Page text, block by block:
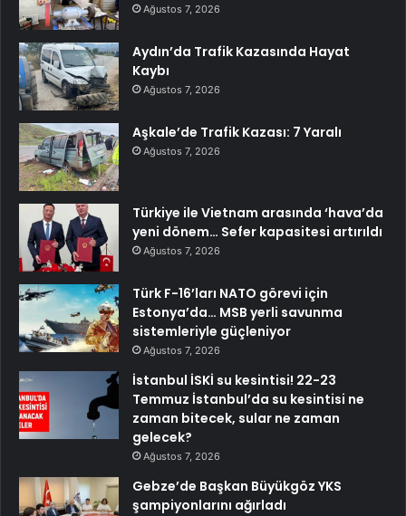
Ağustos 7, 2026
Aydın’da Trafik Kazasında Hayat
Kaybı
Ağustos 7, 2026
Aşkale’de Trafik Kazası: 7 Yaralı
Ağustos 7, 2026
Türkiye ile Vietnam arasında ‘hava’da
yeni dönem… Sefer kapasitesi artırıldı
Ağustos 7, 2026
Türk F-16’ları NATO görevi için
Estonya’da… MSB yerli savunma
sistemleriyle güçleniyor
Ağustos 7, 2026
İstanbul İSKİ su kesintisi! 22-23
Temmuz İstanbul’da su kesintisi ne
zaman bitecek, sular ne zaman
gelecek?
Ağustos 7, 2026
Gebze’de Başkan Büyükgöz YKS
şampiyonlarını ağırladı